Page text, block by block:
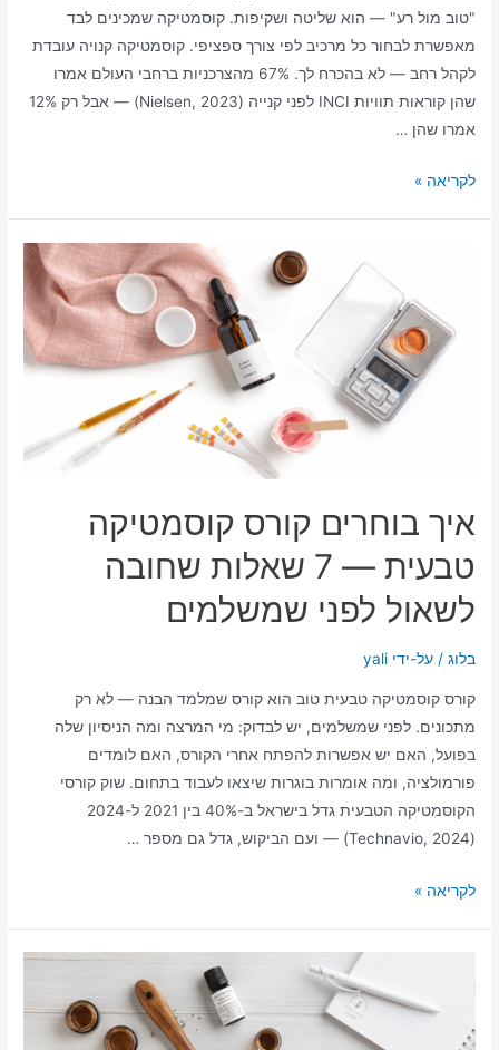
"טוב מול רע" — הוא שליטה ושקיפות. קוסמטיקה שמכינים לבד
מאפשרת לבחור כל מרכיב לפי צורך ספציפי. קוסמטיקה קנויה עובדת
לקהל רחב — לא בהכרח לך. 67% מהצרכניות ברחבי העולם אמרו
שהן קוראות תוויות INCI לפני קנייה (Nielsen, 2023) — אבל רק 12%
אמרו שהן …
לקריאה »
איך בוחרים קורס קוסמטיקה
טבעית — 7 שאלות שחובה
לשאול לפני שמשלמים
בלוג / על-ידי yali
קורס קוסמטיקה טבעית טוב הוא קורס שמלמד הבנה — לא רק
מתכונים. לפני שמשלמים, יש לבדוק: מי המרצה ומה הניסיון שלה
בפועל, האם יש אפשרות להפתח אחרי הקורס, האם לומדים
פורמולציה, ומה אומרות בוגרות שיצאו לעבוד בתחום. שוק קורסי
הקוסמטיקה הטבעית גדל בישראל ב-40% בין 2021 ל-2024
(Technavio, 2024) — ועם הביקוש, גדל גם מספר …
לקריאה »